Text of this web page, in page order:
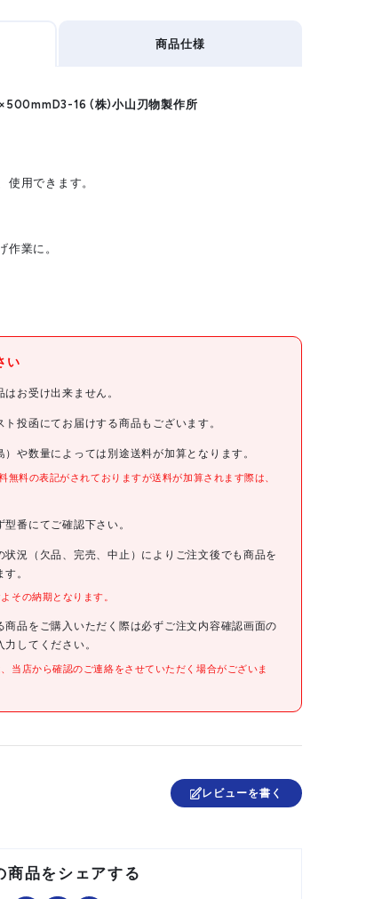
16 (株)小山刃物製作所
使用できます。
作業に。
商品仕様
印 曲棒(長ハンドル) 16mm×500mm
(mm):500
い
お受け出来ません。
投函にてお届けする商品もございます。
や数量によっては別途送料が加算となります。
料の表記がされておりますが送料が加算されます際は、
番にてご確認下さい。
況（欠品、完売、中止）によりご注文後でも商品を
。
その納期となります。
商品をご購入いただく際は必ずご注文内容確認画面の
してください。
当店から確認のご連絡をさせていただく場合がございま
レビューを書く
商品をシェアする